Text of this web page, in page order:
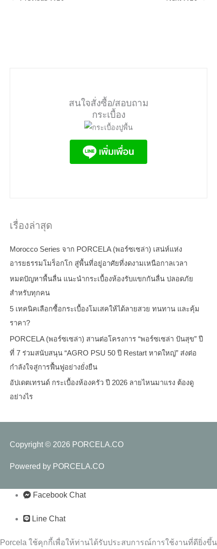
สนใจสั่งซื้อ/สอบถาม
กระเบื้อง
เรื่องล่าสุด
Morocco Series จาก PORCELA (พอร์ซเซล่า) เสน่ห์แห่ง
อารยธรรมโมร็อกโก สู่พื้นที่อยู่อาศัยที่งดงามเหนือกาลเวลา
หมดปัญหาพื้นลื่น แนะนำกระเบื้องห้องรับแขกกันลื่น ปลอดภัย
สำหรับทุกคน
5 เทคนิคเลือกซื้อกระเบื้องโมเสคให้ได้ลายสวย ทนทาน และคุ้ม
ราคา?
PORCELA (พอร์ซเซล่า) สานต่อโครงการ “พอร์ซเซล่า ปันสุข” ปี
ที่ 7 ร่วมสนับสนุน “AGRO PSU 50 ปี Restart หาดใหญ่” ส่งต่อ
กำลังใจสู่การฟื้นฟูอย่างยั่งยืน
อัปเดตเทรนด์ กระเบื้องห้องครัว ปี 2026 ลายไหนมาแรง ต้องดู
อย่างไร
Copyright © 2026 PORCELA.CO
Powered by PORCELA.CO
Facebook Chat
Line Chat
Porcela ใช้คุกกี้เพื่อให้ท่านได้รับประสบการณ์การใช้งานที่ดียิ่งขึ้น